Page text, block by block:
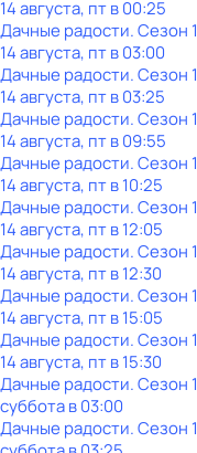
14 августа, пт в 00:25
Дачные радости. Сезон 1
14 августа, пт в 03:00
Дачные радости. Сезон 1
14 августа, пт в 03:25
Дачные радости. Сезон 1
14 августа, пт в 09:55
Дачные радости. Сезон 1
14 августа, пт в 10:25
Дачные радости. Сезон 1
14 августа, пт в 12:05
Дачные радости. Сезон 1
14 августа, пт в 12:30
Дачные радости. Сезон 1
14 августа, пт в 15:05
Дачные радости. Сезон 1
14 августа, пт в 15:30
Дачные радости. Сезон 1
субботав03:00
Дачные радости. Сезон 1